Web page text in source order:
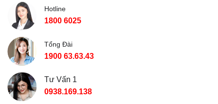
Hotline
1800 6025
Tổng Đài
1900 63.63.43
Tư Vấn 1
0938.169.138